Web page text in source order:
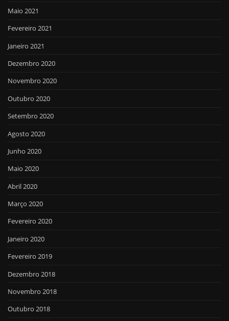
Maio 2021
Fevereiro 2021
Janeiro 2021
Dezembro 2020
Novembro 2020
Outubro 2020
Setembro 2020
Agosto 2020
Junho 2020
Maio 2020
Abril 2020
Março 2020
Fevereiro 2020
Janeiro 2020
Fevereiro 2019
Dezembro 2018
Novembro 2018
Outubro 2018